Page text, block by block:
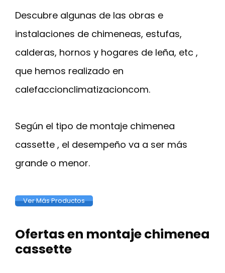
Descubre algunas de las obras e
instalaciones de chimeneas, estufas,
calderas, hornos y hogares de leña, etc ,
que hemos realizado en
calefaccionclimatizacioncom.
Según el tipo de montaje chimenea
cassette , el desempeño va a ser más
grande o menor.
Ver Más Productos
Ofertas en montaje chimenea
cassette